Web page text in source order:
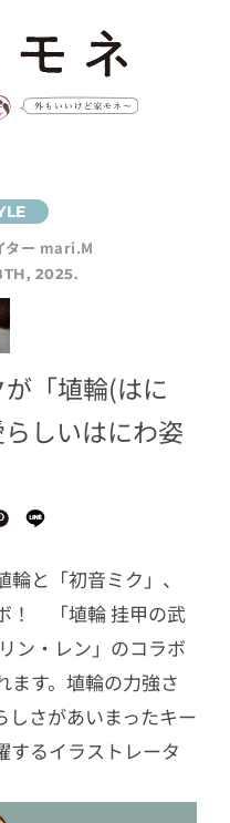
ター mari.M
2025.
が「埴輪(はに
しいはにわ姿
と「初音ミク」、
！ 「埴輪 挂甲の武
ン・レン」のコラボ
ます。埴輪の力強さ
しさがあいまったキー
するイラストレータ